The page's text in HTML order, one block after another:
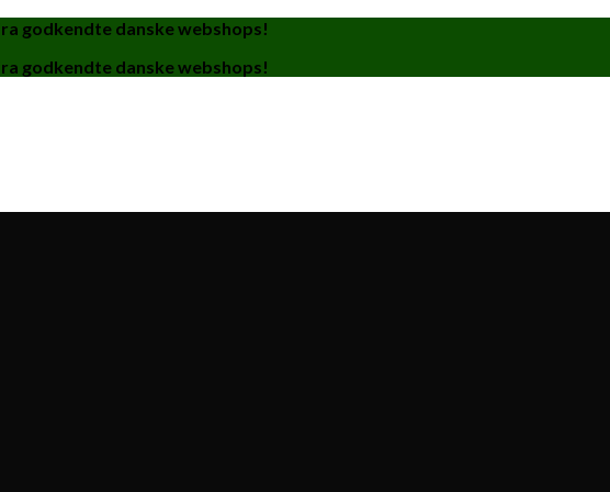
godkendte danske webshops!
godkendte danske webshops!